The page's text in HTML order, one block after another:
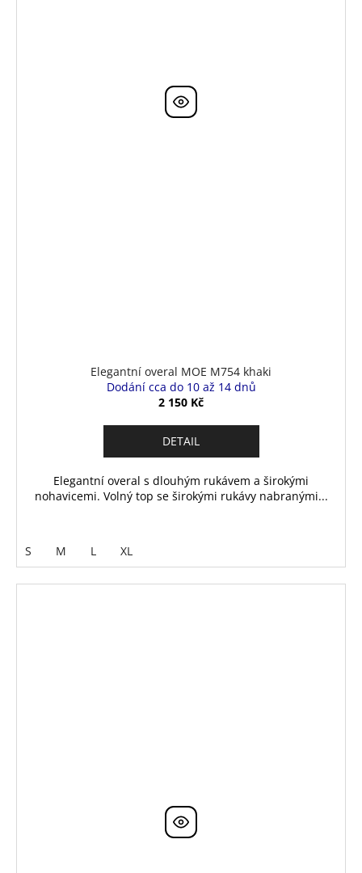
Elegantní overal MOE M754 khaki
Dodání cca do 10 až 14 dnů
2 150 Kč
DETAIL
Elegantní overal s dlouhým rukávem a širokými
nohavicemi. Volný top se širokými rukávy nabranými...
S M L XL